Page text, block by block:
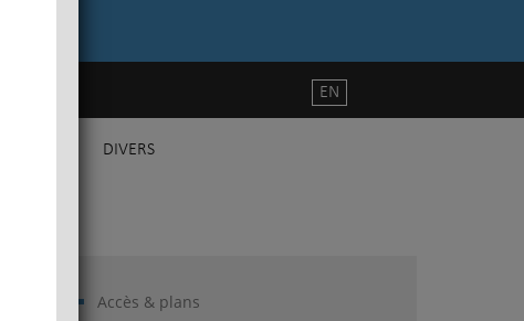
DIVERS
EN
Accès & plans